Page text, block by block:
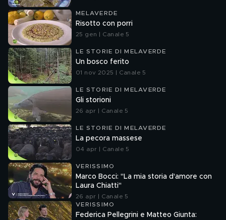
MELAVERDE
Risotto con porri
25 gen | Canale 5
LE STORIE DI MELAVERDE
Un bosco ferito
01 nov 2025 | Canale 5
LE STORIE DI MELAVERDE
Gli storioni
26 apr | Canale 5
LE STORIE DI MELAVERDE
La pecora massese
04 apr | Canale 5
VERISSIMO
Marco Bocci: "La mia storia d'amore con
Laura Chiatti"
26 apr | Canale 5
VERISSIMO
Federica Pellegrini e Matteo Giunta: